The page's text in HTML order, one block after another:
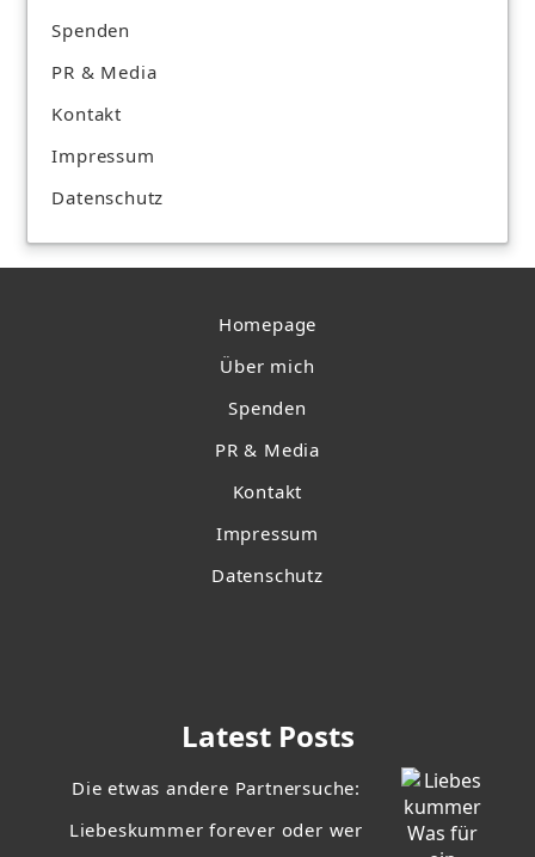
Spenden
PR & Media
Kontakt
Impressum
Datenschutz
Homepage
Über mich
Spenden
PR & Media
Kontakt
Impressum
Datenschutz
Latest Posts
Die etwas andere Partnersuche:
Liebeskummer forever oder wer